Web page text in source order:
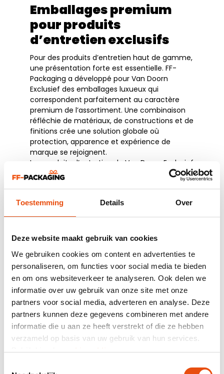
Toestemming Details Over
Deze website maakt gebruik van cookies
We gebruiken cookies om content en advertenties te
personaliseren, om functies voor social media te bieden
en om ons websiteverkeer te analyseren. Ook delen we
informatie over uw gebruik van onze site met onze
partners voor social media, adverteren en analyse. Deze
partners kunnen deze gegevens combineren met andere
informatie die u aan ze heeft verstrekt of die ze hebben
verzameld op basis van uw gebruik van hun services.
Bekijk hier decookiemelding.
Emballages premium
pour produits
d’entretien exclusifs
Pour des produits d’entretien haut de gamme,
une présentation forte est essentielle. FF-
Packaging a développé pour Van Doorn
Exclusief des emballages luxueux qui
correspondent parfaitement au caractère
premium de l’assortiment. Une combinaison
réfléchie de matériaux, de constructions et de
finitions crée une solution globale où
protection, apparence et expérience de
marque se rejoignent.
Les produits d’entretien de Van Doorn Exclusief
sont utilisés dans des environnements où la
qualité et l’esthétique sont primordiales. C’est
offrir une protection optimale pendant le
transport tout en créant immédiatement une
développé des solutions solides, durables et
produits et une présentation attractive.
Boîte magnétique pour
sets d’entretien de luxe
Pour les sets complets, une solideboîte
magnétique
a été choisie. Cet emballage
assure une protection maximale et une
présentation haut de gamme à l’ouverture. Le
carton robuste et la fermeture solide